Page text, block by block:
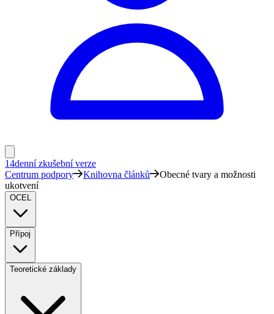
14denní zkušební verze
Centrum podpory
Knihovna článků
Obecné tvary a možnosti
ukotvení
OCEL
Přípoj
Teoretické základy